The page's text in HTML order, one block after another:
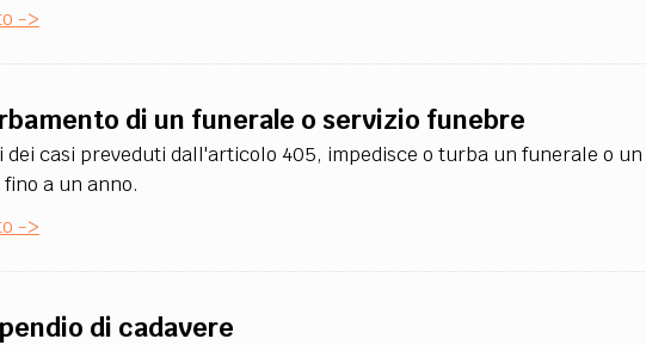
->
di un funerale o servizio funebre
dei casi preveduti dall'articolo 405, impedisce o turba un funerale o
a un anno.
->
di cadavere